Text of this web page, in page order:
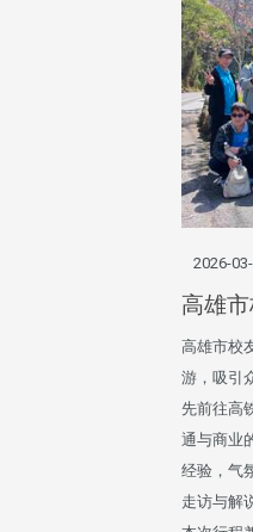
2026-
高雄
高雄市校
游，吸引
先前往高
通与商业
经验，气
走访与解